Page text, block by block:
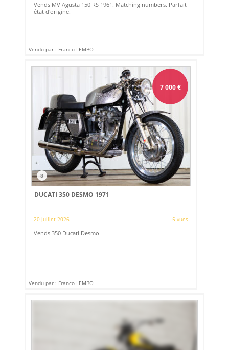
Vends MV Agusta 150 RS 1961. Matching numbers. Parfait
état d'origine.
Vendu par : Franco LEMBO
7 000€
8
DUCATI 350 DESMO 1971
20 juillet 2026 5 vues
Vends 350 Ducati Desmo
Vendu par : Franco LEMBO